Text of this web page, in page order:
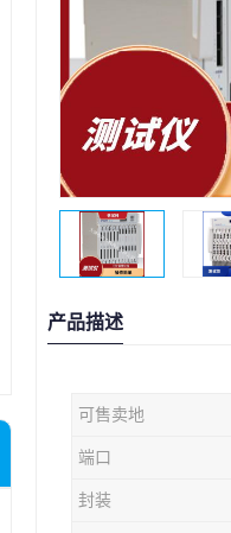
产品描述
可售卖地
端口
封装